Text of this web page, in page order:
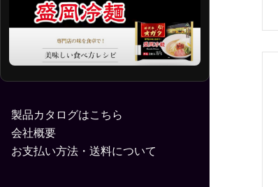
製品カタログはこちら
会社概要
お支払い方法・送料について